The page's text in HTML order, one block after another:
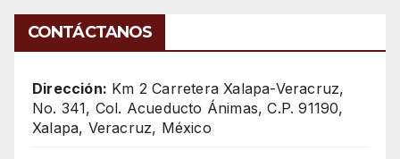
CONTÁCTANOS
Dirección: Km 2 Carretera Xalapa-Veracruz,
No. 341, Col. Acueducto Ánimas, C.P. 91190,
Xalapa, Veracruz, México